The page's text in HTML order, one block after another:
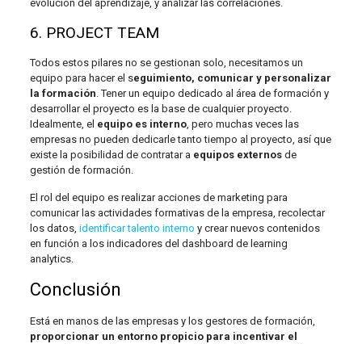
evolución del aprendizaje, y analizar las correlaciones.
6. PROJECT TEAM
Todos estos pilares no se gestionan solo, necesitamos un
equipo para hacer el seguimiento, comunicar y personalizar
la formación . Tener un equipo dedicado al área de formación y
desarrollar el proyecto es la base de cualquier proyecto.
Idealmente, el equipo es interno, pero muchas veces las
empresas no pueden dedicarle tanto tiempo al proyecto, así que
existe la posibilidad de contratar a equipos externosde
gestión de formación.
El rol del equipo es realizar acciones de marketing para
comunicar las actividades formativas de la empresa, recolectar
los datos, identificar talento interno y crear nuevos contenidos
en función a los indicadores del dashboard de learning
analytics.
Conclusión
Está en manos de las empresas y los gestores de formación,
proporcionar un entorno propicio para incentivar el